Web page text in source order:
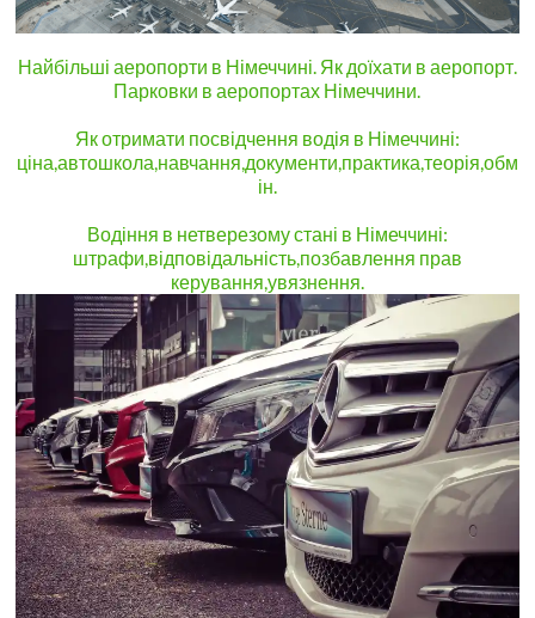
Найбільші аеропорти в Німеччині. Як доїхати в аеропорт.
Парковки в аеропортах Німеччини.
Як отримати посвідчення водія в Німеччині:
ціна,автошкола,навчання,документи,практика,теорія,обм
ін.
Водіння в нетверезому стані в Німеччині:
штрафи,відповідальність,позбавлення прав
керування,увязнення.